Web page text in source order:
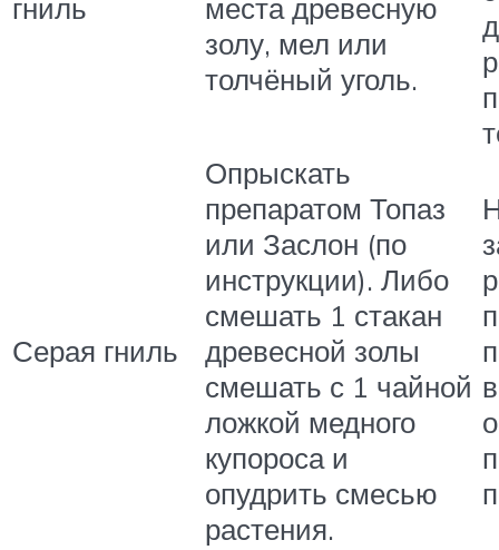
гниль
места древесную
золу, мел или
толчёный уголь.
Серая гниль
Опрыскать
препаратом Топаз
или Заслон (по
инструкции). Либо
смешать 1 стакан
древесной золы
смешать с 1 чайной
ложкой медного
купороса и
опудрить смесью
растения.